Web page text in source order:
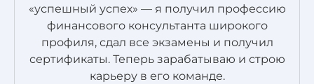
«успешный успех» — я получил профессию
финансового консультанта широкого
профиля, сдал все экзамены и получил
сертификаты. Теперь зарабатываю и строю
карьеру в его команде.